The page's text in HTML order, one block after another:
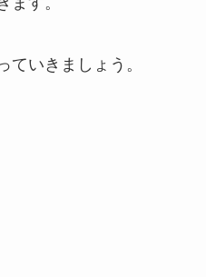
ていきましょう。